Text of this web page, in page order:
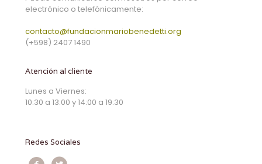
electrónico o telefónicamente:
contacto@fundacionmariobenedetti.org
(+598) 2407 1490
Atención al cliente
Lunes a Viernes:
10:30 a 13:00 y 14:00 a 19:30
Redes Sociales